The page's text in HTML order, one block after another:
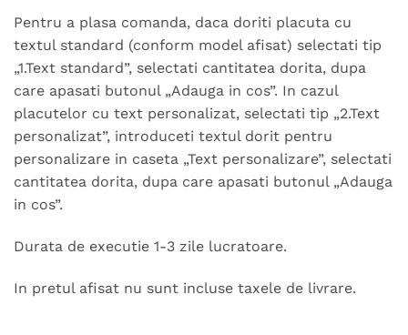
Pentru a plasa comanda, daca doriti placuta cu
textul standard (conform model afisat) selectati tip
„1.Text standard”, selectati cantitatea dorita, dupa
care apasati butonul „Adauga in cos”. In cazul
placutelor cu text personalizat, selectati tip „2.Text
personalizat”, introduceti textul dorit pentru
personalizare in caseta „Text personalizare”, selectati
cantitatea dorita, dupa care apasati butonul „Adauga
in cos”.
Durata de executie 1-3 zile lucratoare.
In pretul afisat nu sunt incluse taxele de livrare.